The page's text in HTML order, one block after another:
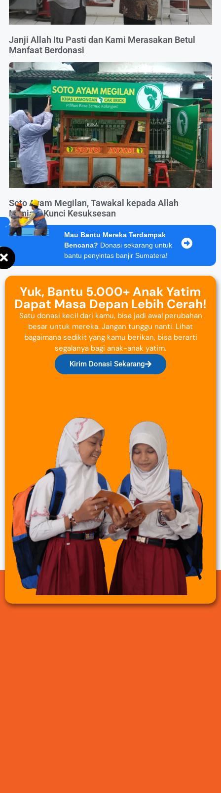
Janji Allah Itu Pasti dan Kami Merasakan Betul
Manfaat Berdonasi
Soto Ayam Megilan, Tawakal kepada Allah
Menjadi Kunci Kesuksesan
Mau Bantu Mereka Terdampak
Bencana? Donasi sekarang untuk
bantu penyintas banjir Sumatera!
Yuk, Bantu 5.000+ Anak Yatim
Dapat Masa Depan Lebih Cerah!
Satu donasi kecil dari kamu, bisa jadi awal perubahan
besar untuk mereka. Jangan tunggu nanti. Lihat
bagaimana sedikit yang kamu berikan, bisa berarti
segalanya bagi anak-anak yatim.
Kirim Donasi Sekarang